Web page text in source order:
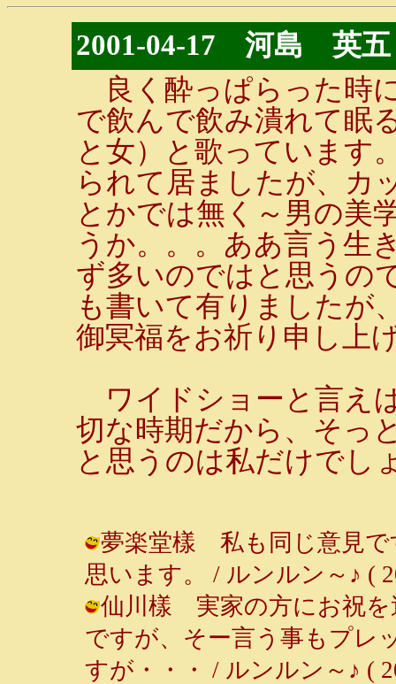
2001-04-17 河島 英五
良く酔っぱらった時
で飲んで飲み潰れて眠
と女）と歌っています
られて居ましたが、カ
とかでは無く～男の美
うか。。。ああ言う生
ず多いのではと思うの
も書いて有りましたが
御冥福をお祈り申し上
ワイドショーと言え
切な時期だから、そっ
と思うのは私だけでし
夢楽堂樣 私も同じ意見で
思います。 / ルンルン～♪ (
仙川樣 実家の方にお祝を
ですが、そー言う事もプレ
すが・・・ / ルンルン～♪ (